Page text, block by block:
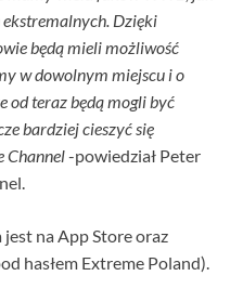
Dzięki
będą mieli możliwość
w dowolnym miejscu i o
od teraz będą mogli być
bardziej cieszyć się
Channel-powiedział Peter
na App Store oraz
hasłem Extreme Poland).